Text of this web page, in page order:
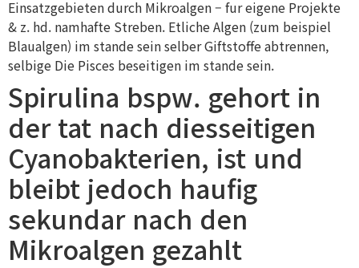
Einsatzgebieten durch Mikroalgen – fur eigene Projekte
& z. hd. namhafte Streben. Etliche Algen (zum beispiel
Blaualgen) im stande sein selber Giftstoffe abtrennen,
selbige Die Pisces beseitigen im stande sein.
Spirulina bspw. gehort in
der tat nach diesseitigen
Cyanobakterien, ist und
bleibt jedoch haufig
sekundar nach den
Mikroalgen gezahlt